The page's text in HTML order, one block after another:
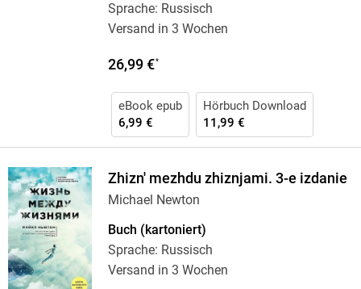
Sprache: Russisch
Versand in 3 Wochen
26,99 €*
eBook epub
6,99 €
Hörbuch Download
11,99 €
Zhizn' mezhdu zhiznjami. 3-e izdanie
Michael Newton
Buch (kartoniert)
Sprache: Russisch
Versand in 3 Wochen